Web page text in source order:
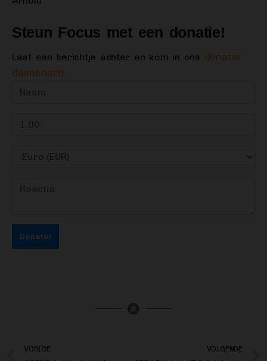
Steun Focus met een donatie!
Laat een berichtje achter en kom in ons donatie-
dashboard
Donate!
VORIGE
VOLGENDE